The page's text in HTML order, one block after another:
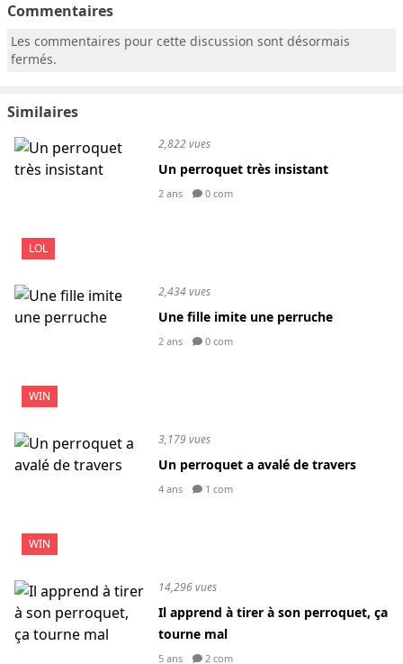
Commentaires
Les commentaires pour cette discussion sont désormais
fermés.
Similaires
LOL
2,822 vues
Un perroquet très insistant
2 ans 0 com
WIN
2,434 vues
Une fille imite une perruche
2 ans 0 com
WIN
3,179 vues
Un perroquet a avalé de travers
4 ans 1 com
14,296 vues
Il apprend à tirer à son perroquet, ça
tourne mal
5 ans 2 com